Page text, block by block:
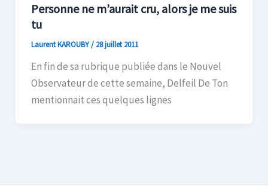
Personne ne m’aurait cru, alors je me suis
tu
Laurent KAROUBY/ 28 juillet 2011
En fin de sa rubrique publiée dans le Nouvel
Observateur de cette semaine, Delfeil De Ton
mentionnait ces quelques lignes